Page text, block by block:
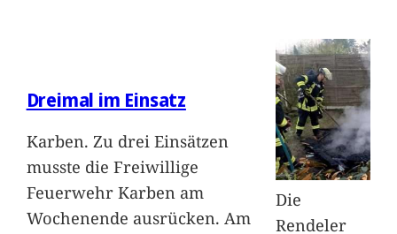
Dreimal im Einsatz
Karben. Zu drei Einsätzen
musste die Freiwillige
Feuerwehr Karben am
Wochenende ausrücken. Am
Die
Rendeler